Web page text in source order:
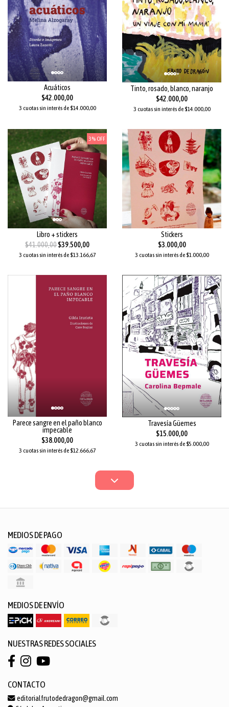
Acuáticos
$42.000,00
3 cuotas sin interés de $14.000,00
Tinto, rosado, blanco, naranjo
$42.000,00
3 cuotas sin interés de $14.000,00
3% OFF
Libro + stickers
$41.000,00$39.500,00
3 cuotas sin interés de $13.166,67
Stickers
$3.000,00
3 cuotas sin interés de $1.000,00
Parece sangre en el paño blanco
impecable
$38.000,00
3 cuotas sin interés de $12.666,67
Travesía Güemes
$15.000,00
3 cuotas sin interés de $5.000,00
MEDIOS DE PAGO
MEDIOS DE ENVÍO
NUESTRAS REDES SOCIALES
CONTACTO
editorialfrutodedragon@gmail.com